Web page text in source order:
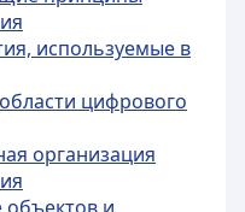
используемые в
цифрового
организация